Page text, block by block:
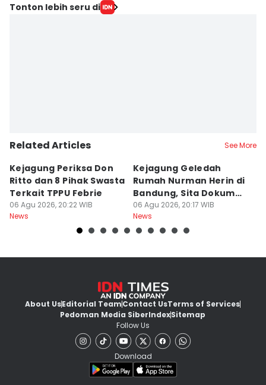
Tonton lebih seru di
Related Articles See More
Kejagung Periksa Don
Ritto dan 8 Pihak Swasta
Terkait TPPU Febrie
06 Agu 2026, 20:22 WIB
News
Kejagung Geledah
Rumah Nurman Herin di
Bandung, Sita Dokumen
TPPU Febrie
06 Agu 2026, 20:17 WIB
News
About UsEditorial TeamContact UsTerms of Services
Pedoman Media SiberIndexSitemap
Follow Us
Download